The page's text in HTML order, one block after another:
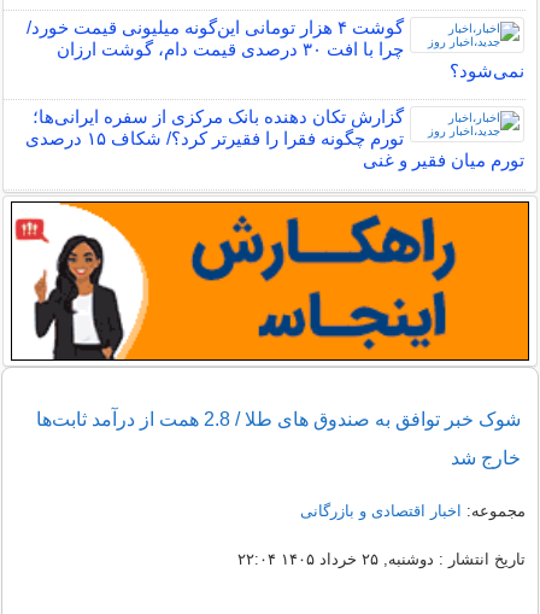
گوشت ۴ هزار تومانی این‌گونه میلیونی قیمت خورد/
چرا با افت ۳۰ درصدی قیمت دام، گوشت ارزان
نمی‌شود؟
گزارش تکان‌ دهنده بانک مرکزی از سفره ایرانی‌ها؛
تورم چگونه فقرا را فقیرتر کرد؟/ شکاف ۱۵ درصدی
تورم میان فقیر و غنی
شوک خبر توافق به صندوق های طلا / 2.8 همت از درآمد ثابت‌ها
خارج شد
مجموعه: اخبار اقتصادی و بازرگانی
تاریخ انتشار : دوشنبه, ۲۵ خرداد ۱۴۰۵ ۲۲:۰۴